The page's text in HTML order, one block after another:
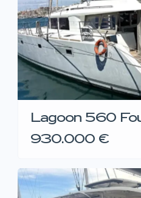
Lagoon 560
930.000 €